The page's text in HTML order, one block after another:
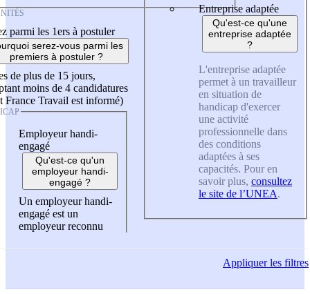
parmi les 1ers à postuler
serez-vous parmi les
premiers à postuler ?
de plus de 15 jours,
moins de 4 candidatures
France Travail est informé)
Employeur handi-
engagé
Qu'est-ce qu'un
employeur handi-
engagé ?
Un employeur handi-
engagé est un
employeur reconnu
Entreprise adaptée
Qu'est-ce qu'une
entreprise adaptée
?
L'entreprise adaptée
permet à un travailleur
en situation de
handicap d'exercer
une activité
professionnelle dans
des conditions
adaptées à ses
capacités. Pour en
savoir plus, consultez
le site de l’UNEA.
Appliquerles filtres